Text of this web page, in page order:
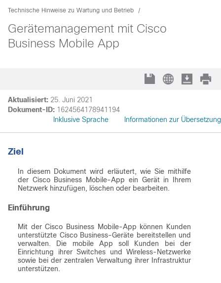
Technische Hinweise zu Wartung und Betrieb
Gerätemanagement mit Cisco
Business Mobile App
Aktualisiert: 25. Juni 2021
Dokument-ID: 1624564178941194
Inklusive Sprache
Informationen zur Übersetzung
Ziel
In diesem Dokument wird erläutert, wie Sie mithilfe
der Cisco Business Mobile-App ein Gerät in Ihrem
Netzwerk hinzufügen, löschen oder bearbeiten.
Einführung
Mit der Cisco Business Mobile-App können Kunden
unterstützte Cisco Business-Geräte bereitstellen und
verwalten. Die mobile App soll Kunden bei der
Einrichtung ihrer Switches und Wireless-Netzwerke
sowie bei der zentralen Verwaltung ihrer Infrastruktur
unterstützen.